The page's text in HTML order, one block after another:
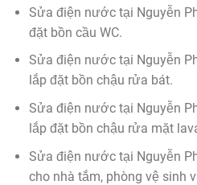
Sửa điện nước tại Nguyễn
đặt bồn cầu WC.
Sửa điện nước tại Nguyễn
lắp đặt bồn chậu rửa bát.
Sửa điện nước tại Nguyễn
lắp đặt bồn chậu rửa mặt
Sửa điện nước tại Nguyễn
cho nhà tắm, phòng vệ sinh